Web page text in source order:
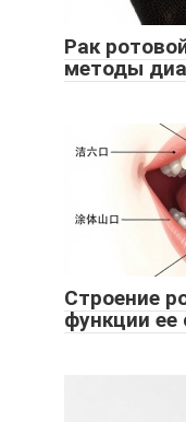
Рак
методы
Строение
функции ее